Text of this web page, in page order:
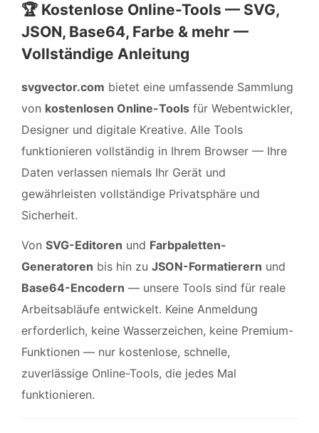
🏆 Kostenlose Online-Tools — SVG,
JSON, Base64, Farbe & mehr —
Vollständige Anleitung
svgvector.com bietet eine umfassende Sammlung
von kostenlosen Online-Tools für Webentwickler,
Designer und digitale Kreative. Alle Tools
funktionieren vollständig in Ihrem Browser — Ihre
Daten verlassen niemals Ihr Gerät und
gewährleisten vollständige Privatsphäre und
Sicherheit.
Von SVG-Editoren und Farbpaletten-
Generatoren bis hin zu JSON-Formatierern und
Base64-Encodern — unsere Tools sind für reale
Arbeitsabläufe entwickelt. Keine Anmeldung
erforderlich, keine Wasserzeichen, keine Premium-
Funktionen — nur kostenlose, schnelle,
zuverlässige Online-Tools, die jedes Mal
funktionieren.